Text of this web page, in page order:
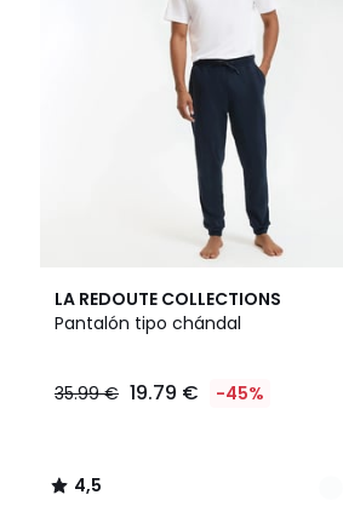
LA REDOUTE COLLECTIONS
Pantalón tipo chándal
35.99 € 19.79 € -45%
4,5
/ 5
3
Colores
4,5
/